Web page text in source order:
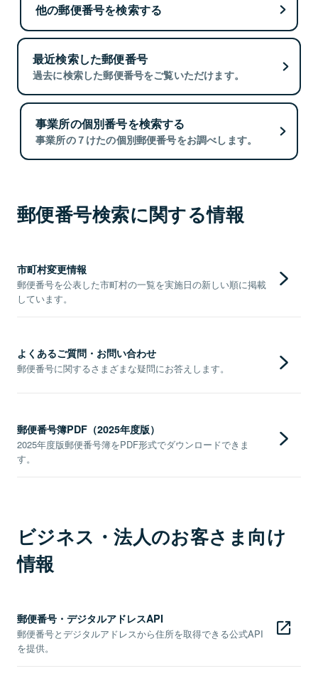
他の郵便番号を検索する
最近検索した郵便番号
過去に検索した郵便番号をご覧いただけます。
事業所の個別番号を検索する
事業所の７けたの個別郵便番号をお調べします。
郵便番号検索に関する情報
市町村変更情報
郵便番号を公表した市町村の一覧を実施日の新しい順に掲載
しています。
よくあるご質問・お問い合わせ
郵便番号に関するさまざまな疑問にお答えします。
郵便番号簿PDF（2025年度版）
2025年度版郵便番号簿をPDF形式でダウンロードできま
す。
ビジネス・法人のお客さま向け
情報
郵便番号・デジタルアドレスAPI
郵便番号とデジタルアドレスから住所を取得できる公式API
を提供。